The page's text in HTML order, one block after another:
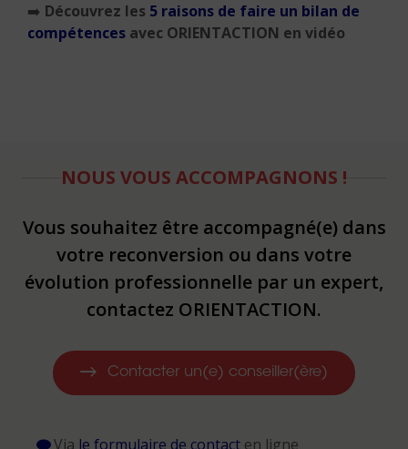
➡️ Découvrez les 5 raisons de faire un bilan de
compétences avec ORIENTACTION en vidéo
NOUS VOUS ACCOMPAGNONS !
Vous souhaitez être accompagné(e) dans
votre reconversion ou dans votre
évolution professionnelle par un expert,
contactez ORIENTACTION.
Contacter un(e) conseiller(ère)
Via le formulaire de contacten ligne